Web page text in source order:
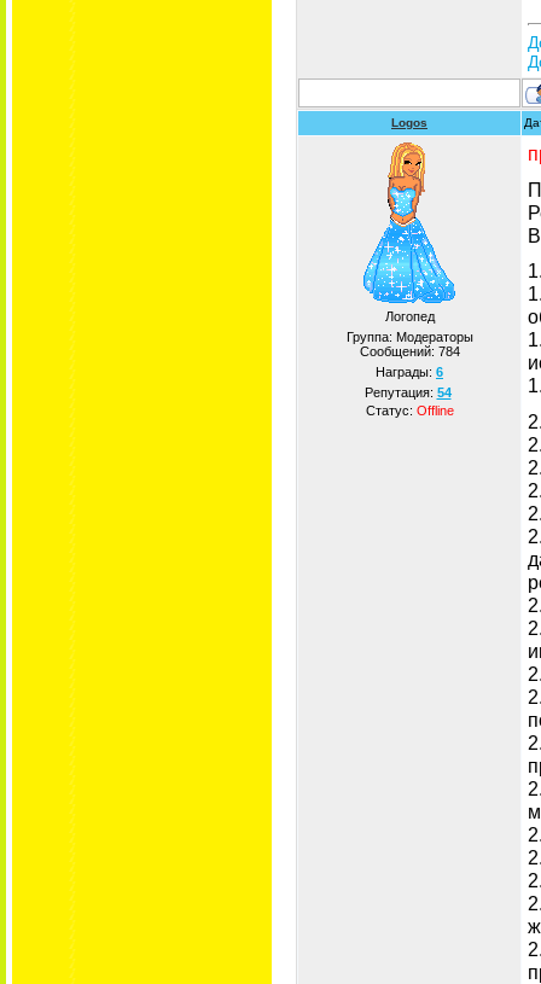
Logos
Логопед
Группа: Модераторы
Сообщений: 784
Награды: 6
Репутация: 54
Статус: Offline